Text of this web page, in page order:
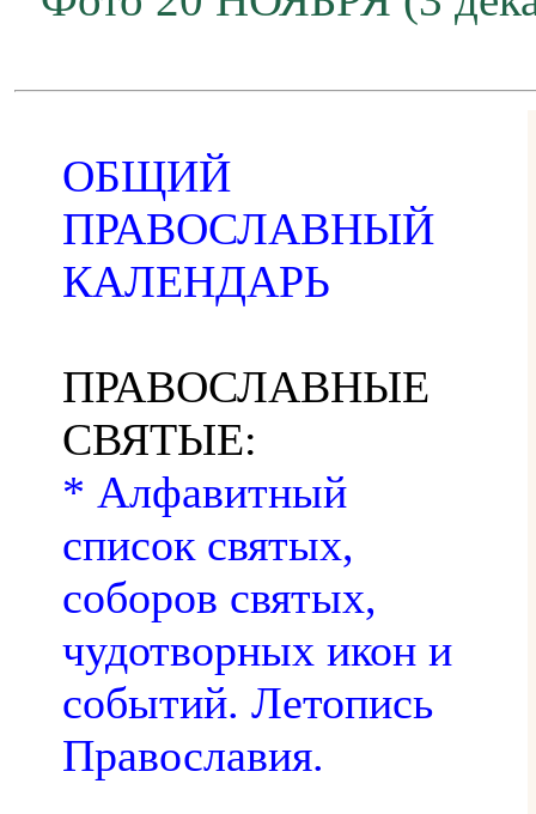
ОБЩИЙ
ПРАВОСЛАВНЫЙ
КАЛЕНДАРЬ
ПРАВОСЛАВНЫЕ
СВЯТЫЕ:
* Алфавитный
список святых,
соборов святых,
чудотворных икон и
событий. Летопись
Православия.